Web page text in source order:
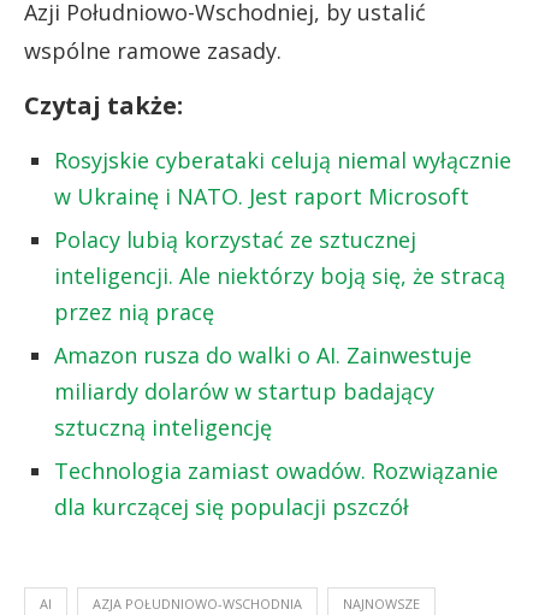
Azji Południowo-Wschodniej, by ustalić
wspólne ramowe zasady.
Czytaj także:
Rosyjskie cyberataki celują niemal wyłącznie
w Ukrainę i NATO. Jest raport Microsoft
Polacy lubią korzystać ze sztucznej
inteligencji. Ale niektórzy boją się, że stracą
przez nią pracę
Amazon rusza do walki o AI. Zainwestuje
miliardy dolarów w startup badający
sztuczną inteligencję
Technologia zamiast owadów. Rozwiązanie
dla kurczącej się populacji pszczół
AI AZJA POŁUDNIOWO-WSCHODNIA NAJNOWSZE